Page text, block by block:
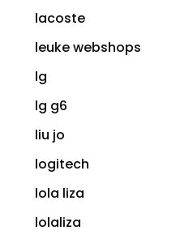
lacoste
leuke webshops
lg
lg g6
liu jo
logitech
lola liza
lolaliza